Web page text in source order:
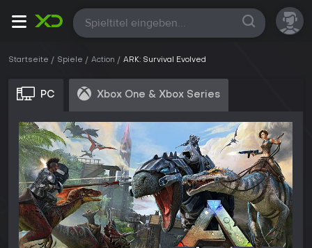
Alle
Startseite Spiele Action ARK: Survival Evolved
PC Xbox One & Xbox Series